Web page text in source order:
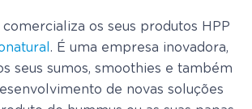
os seus produtos HPP
. É uma empresa inovadora,
seus sumos, smoothies e também
de novas soluções